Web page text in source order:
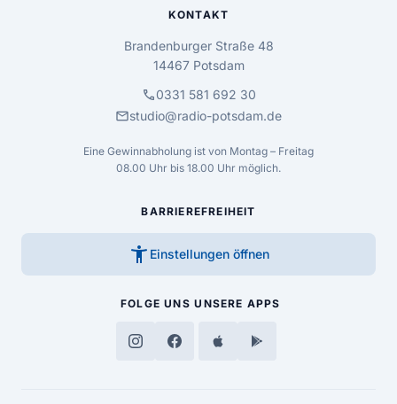
KONTAKT
Brandenburger Straße 48
14467 Potsdam
call0331 581 692 30
mailstudio@radio-potsdam.de
Eine Gewinnabholung ist von Montag – Freitag
08.00 Uhr bis 18.00 Uhr möglich.
BARRIEREFREIHEIT
accessibility_new Einstellungen öffnen
FOLGE UNS UNSERE APPS